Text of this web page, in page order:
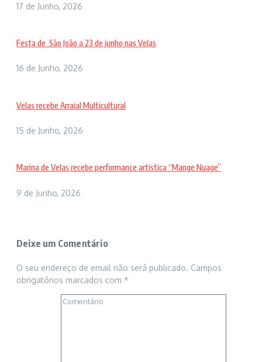
17 de Junho, 2026
Festa de São João a 23 de junho nas Velas
16 de Junho, 2026
Velas recebe Arraial Multicultural
15 de Junho, 2026
Marina de Velas recebe performance artística “Mange Nuage”
9 de Junho, 2026
Deixe um Comentário
O seu endereço de email não será publicado. Campos
obrigatórios marcados com *